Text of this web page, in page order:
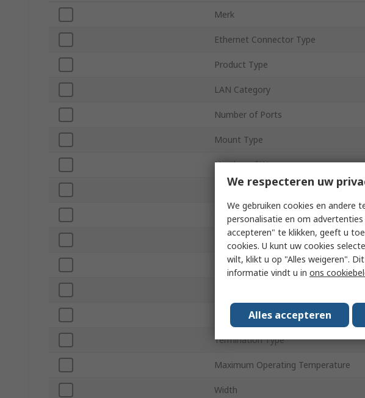
Merk
Ethernet Connector Type
Product Type
LAN Category
Number of Ports
Mount Type
Number of Ways
Connector Type
Connector Gender
Shield Type
Orientation
Minimum Operating Temperature
Termination Type
Maximum Operating Temperature
Width
We respecteren uw
We gebruiken cookies en andere
personalisatie en om
accepteren" te klikken, geeft u
cookies. U kunt uw cookies
wilt, klikt u op "Alles weigeren".
informatie vindt u in ons
Alles accepteren